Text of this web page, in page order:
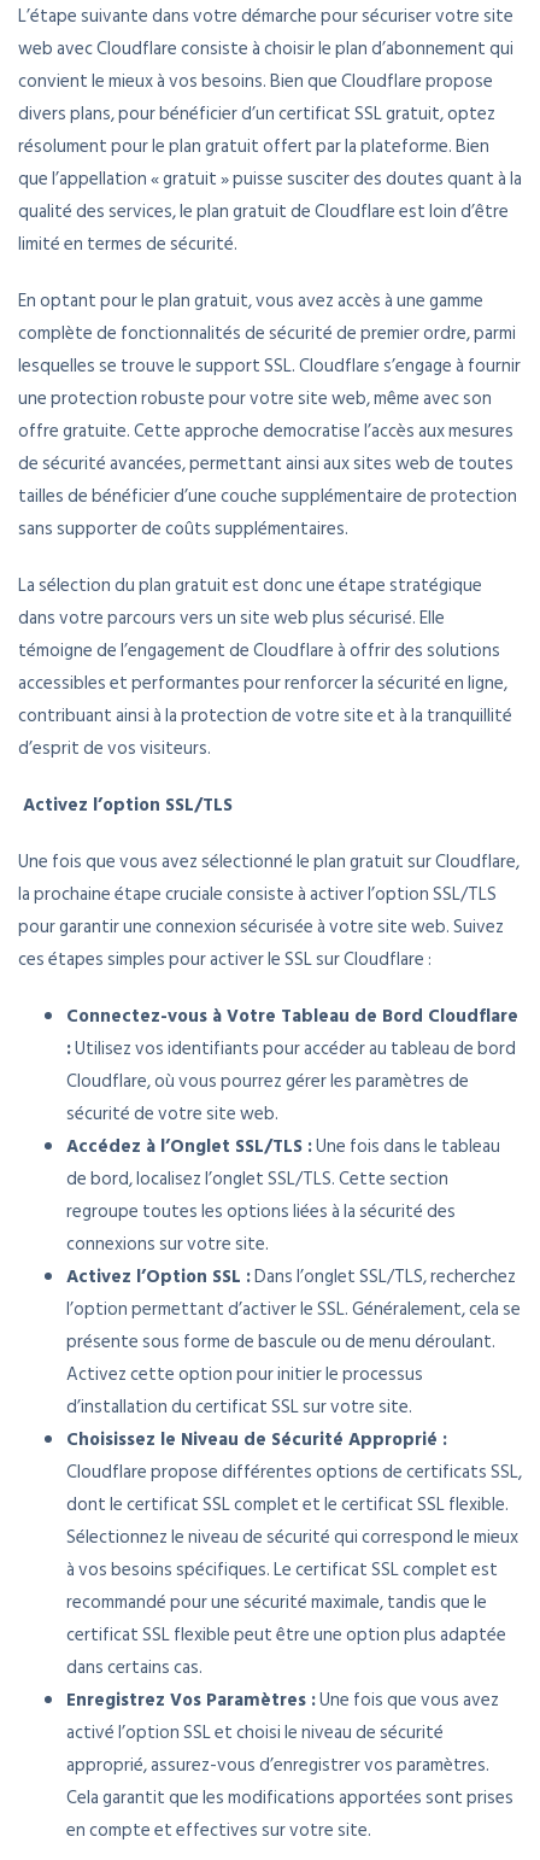
L’étape suivante dans votre démarche pour sécuriser votre site
web avec Cloudflare consiste à choisir le plan d’abonnement qui
convient le mieux à vos besoins. Bien que Cloudflare propose
divers plans, pour bénéficier d’un certificat SSL gratuit, optez
résolument pour le plan gratuit offert par la plateforme. Bien
que l’appellation « gratuit » puisse susciter des doutes quant à la
qualité des services, le plan gratuit de Cloudflare est loin d’être
limité en termes de sécurité.
En optant pour le plan gratuit, vous avez accès à une gamme
complète de fonctionnalités de sécurité de premier ordre, parmi
lesquelles se trouve le support SSL. Cloudflare s’engage à fournir
une protection robuste pour votre site web, même avec son
offre gratuite. Cette approche democratise l’accès aux mesures
de sécurité avancées, permettant ainsi aux sites web de toutes
tailles de bénéficier d’une couche supplémentaire de protection
sans supporter de coûts supplémentaires.
La sélection du plan gratuit est donc une étape stratégique
dans votre parcours vers un site web plus sécurisé. Elle
témoigne de l’engagement de Cloudflare à offrir des solutions
accessibles et performantes pour renforcer la sécurité en ligne,
contribuant ainsi à la protection de votre site et à la tranquillité
d’esprit de vos visiteurs.
Activez l’option SSL/TLS
Une fois que vous avez sélectionné le plan gratuit sur Cloudflare,
la prochaine étape cruciale consiste à activer l’option SSL/TLS
pour garantir une connexion sécurisée à votre site web. Suivez
ces étapes simples pour activer le SSL sur Cloudflare :
Connectez-vous à Votre Tableau de Bord Cloudflare
:Utilisez vos identifiants pour accéder au tableau de bord
Cloudflare, où vous pourrez gérer les paramètres de
sécurité de votre site web.
Accédez à l’Onglet SSL/TLS :Une fois dans le tableau
de bord, localisez l’onglet SSL/TLS. Cette section
regroupe toutes les options liées à la sécurité des
connexions sur votre site.
Activez l’Option SSL :Dans l’onglet SSL/TLS, recherchez
l’option permettant d’activer le SSL. Généralement, cela se
présente sous forme de bascule ou de menu déroulant.
Activez cette option pour initier le processus
d’installation du certificat SSL sur votre site.
Choisissez le Niveau de Sécurité Approprié :
Cloudflare propose différentes options de certificats SSL,
dont le certificat SSL complet et le certificat SSL flexible.
Sélectionnez le niveau de sécurité qui correspond le mieux
à vos besoins spécifiques. Le certificat SSL complet est
recommandé pour une sécurité maximale, tandis que le
certificat SSL flexible peut être une option plus adaptée
dans certains cas.
Enregistrez Vos Paramètres :Une fois que vous avez
activé l’option SSL et choisi le niveau de sécurité
approprié, assurez-vous d’enregistrer vos paramètres.
Cela garantit que les modifications apportées sont prises
en compte et effectives sur votre site.